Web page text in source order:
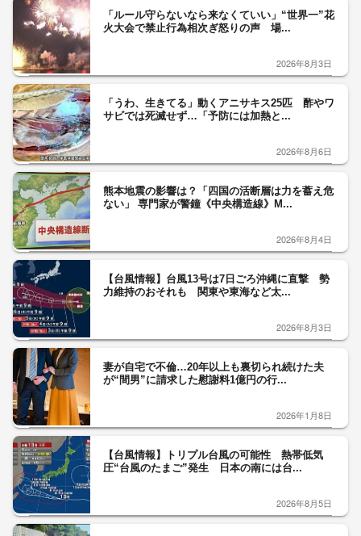
「ルール守らないなら来なくていい」“世界一”花
火大会で禁止行為相次ぎ怒りの声 場...
2026年8月3日
「うわ、生きてる」動くアニサキス25匹 酢やワ
サビでは死滅せず…「予防には加熱と...
2026年8月6日
熊本地震の影響は？「四国の活断層は力を蓄え危
ない」 専門家が警鐘《中央構造線》M...
2026年8月4日
【台風情報】台風13号は7日ごろ沖縄に直撃 勢
力維持のおそれも 関東や東海など太...
2026年8月3日
妻が自宅で不倫…20年以上も裏切られ続けた夫
が“間男”に請求した慰謝料1億円の行...
2026年1月8日
【台風情報】トリプル台風の可能性 熱帯低気
圧“台風のたまご”発生 日本の南には台...
2026年8月5日